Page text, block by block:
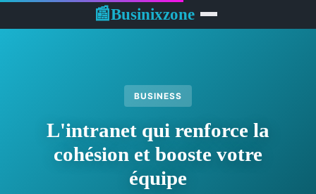
📰Businixzone
BUSINESS
L'intranet qui renforce la
cohésion et booste votre
équipe